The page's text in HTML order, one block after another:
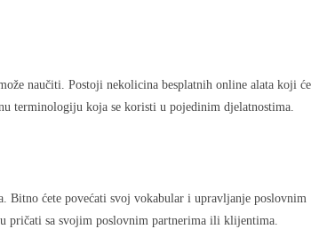
naučiti. Postoji nekolicina besplatnih online alata koji će
terminologiju koja se koristi u pojedinim djelatnostima.
Bitno ćete povećati svoj vokabular i upravljanje poslovnim
pričati sa svojim poslovnim partnerima ili klijentima.